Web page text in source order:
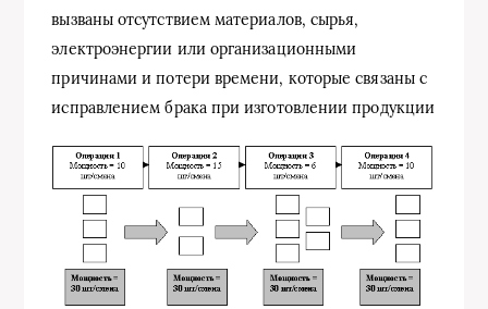
вызваны отсутствием материалов, сырья,
электроэнергии или организационными
причинами и потери времени, которые связаны с
исправлением брака при изготовлении продукции